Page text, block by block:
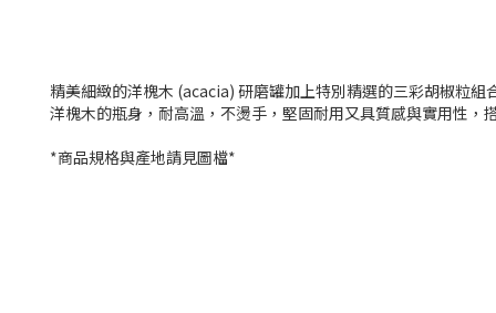
精美細緻的洋槐木 (acacia) 研磨罐加上特別精選的三彩胡椒粒組
洋槐木的瓶身，耐高溫，不燙手，堅固耐用又具質感與實用性，
*商品規格與產地請見圖檔*